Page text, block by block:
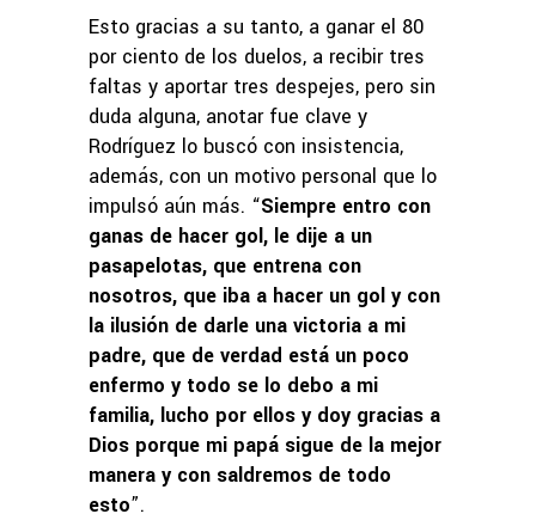
Esto gracias a su tanto, a ganar el 80
por ciento de los duelos, a recibir tres
faltas y aportar tres despejes, pero sin
duda alguna, anotar fue clave y
Rodríguez lo buscó con insistencia,
además, con un motivo personal que lo
impulsó aún más. “Siempre entro con
ganas de hacer gol, le dije a un
pasapelotas, que entrena con
nosotros, que iba a hacer un gol y con
la ilusión de darle una victoria a mi
padre, que de verdad está un poco
enfermo y todo se lo debo a mi
familia, lucho por ellos y doy gracias a
Dios porque mi papá sigue de la mejor
manera y con saldremos de todo
esto”.